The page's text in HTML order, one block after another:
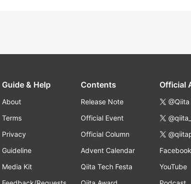
Guide & Help
About
Terms
Privacy
Guideline
Media Kit
Contents
Release Note
Official Event
Official Column
Advent Calendar
Qiita Tech Festa
Official
@Qiita
Facebook
YouTube